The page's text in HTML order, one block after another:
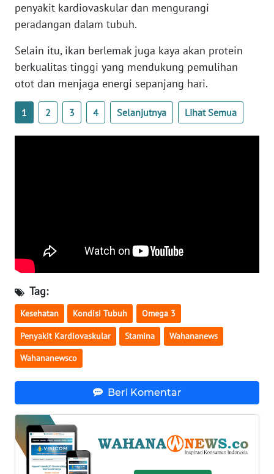
penyakit kardiovaskular dan mengurangi
peradangan dalam tubuh.
Selain itu, ikan berlemak juga kaya akan protein
berkualitas tinggi yang mendukung pemulihan
otot dan menjaga energi sepanjang hari.
1 2 3 4 Selanjutnya Lihat Semua
Tag:
Kesehatan Kondisi Tubuh Omega 3
Penyakit Kardiovaskular Stamina Wahananews
Wahananewsco
Beri Komentar
WN
WN
KEPRI
PAPUA
WN
SERAMBI
WN
JAMBI
WN
SULTRA
WN
SULTENG